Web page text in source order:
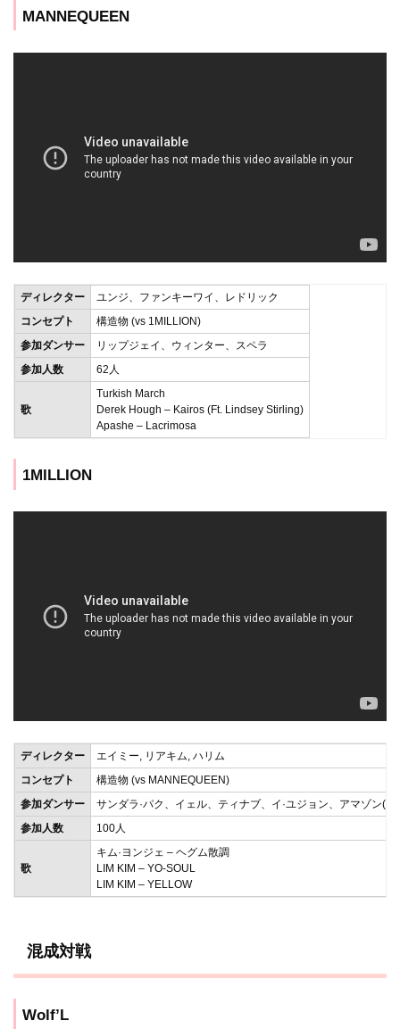
MANNEQUEEN
ディレクター
ユンジ、ファンキーワイ、レドリック
コンセプト
構造物 (vs 1MILLION)
参加ダンサー
リップジェイ、ウィンター、スペラ
参加人数
62人
歌
Turkish March
Derek Hough – Kairos (Ft. Lindsey Stirling)
Apashe – Lacrimosa
1MILLION
ディレクター
エイミー, リアキム, ハリム
コンセプト
構造物 (vs MANNEQUEEN)
参加ダンサー
サンダラ·パク、イェル、ティナブ、イ·ユジョン、アマゾン(
参加人数
100人
歌
キム·ヨンジェ – ヘグム散調
LIM KIM – YO-SOUL
LIM KIM – YELLOW
混成対戦
Wolf’L